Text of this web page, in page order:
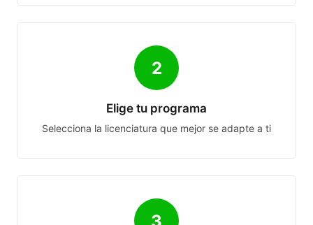
2
Elige tu programa
Selecciona la licenciatura que mejor se adapte a ti
3